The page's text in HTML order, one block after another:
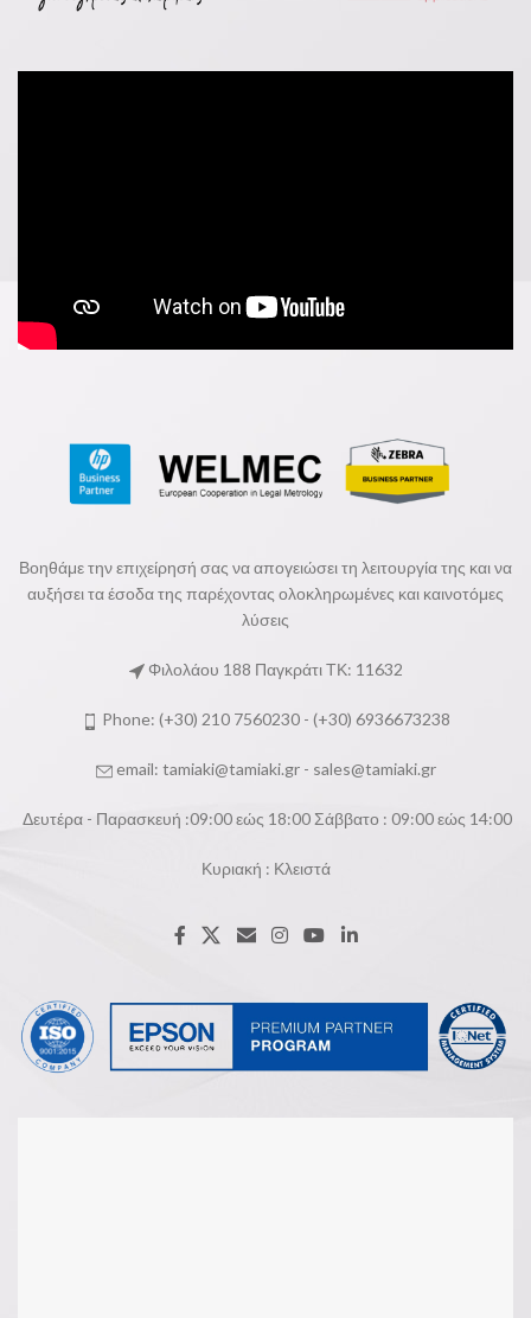
Βοηθάμε την επιχείρησή σας να απογειώσει τη λειτουργία της και να
αυξήσει τα έσοδα της παρέχοντας ολοκληρωμένες και καινοτόμες
λύσεις
Φιλολάου 188 Παγκράτι ΤΚ: 11632
Phone: (+30) 210 7560230 - (+30) 6936673238
email: tamiaki@tamiaki.gr- sales@tamiaki.gr
Δευτέρα - Παρασκευή :09:00 εώς 18:00 Σάββατο : 09:00 εώς 14:00
Κυριακή : Κλειστά